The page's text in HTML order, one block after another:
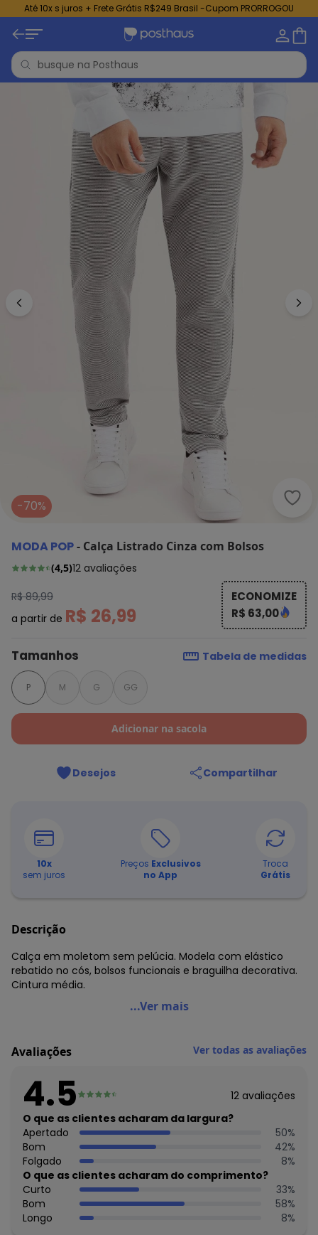
Até 10x s juros + Frete Grátis R$249 Brasil -Cupom PRORROGOU
-70%
MODA POP- Calça Listrado Cinza com Bolsos
(4,5)12 avaliações
R$ 89,99
a partir de R$ 26,99
ECONOMIZE
R$ 63,00
Tamanhos Tabela de medidas
P M G GG
Adicionar na sacola
Desejos Compartilhar
10x
sem juros
Preços Exclusivos
no App
Troca
Grátis
Descrição
Calça em moletom sem pelúcia. Modela com elástico
rebatido no cós, bolsos funcionais e braguilha decorativa.
Cintura média.
Moda Pop - Calça Listrado Cinza com Bolsos
Modelagem: Solto
Cintura: Média
Tecido: Moletinho (fio tinto) sem pelúcia
Composição: 80% algodão 20% poliéster
Histórico de preços
O preço apresentado abaixo é o menor oferecido em
algum dia do mês, para o menor tamanho disponível.
agosto/2026
julho/2026 N/D*
junho/2026 R$ 57,99
maio/2026 R$ 57,99
...Ver mais
Avaliações Ver todas as avaliações
4.5 12 avaliações
O que as clientes acharam da largura?
Apertado
50%
Bom
42%
Folgado
8%
O que as clientes acharam do comprimento?
Curto
33%
Bom
58%
Longo
8%